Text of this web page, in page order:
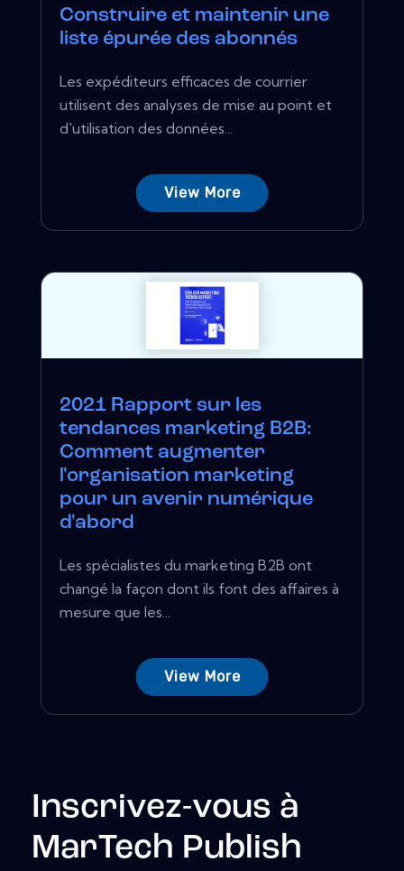
Construire et maintenir une
liste épurée des abonnés
Les expéditeurs efficaces de courrier
utilisent des analyses de mise au point et
d'utilisation des données...
View More
2021 Rapport sur les
tendances marketing B2B:
Comment augmenter
l'organisation marketing
pour un avenir numérique
d'abord
Les spécialistes du marketing B2B ont
changé la façon dont ils font des affaires à
mesure que les...
View More
Inscrivez-vous à
MarTech Publish